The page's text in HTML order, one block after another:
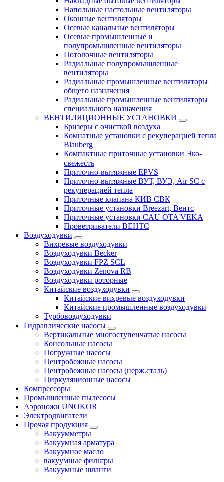
Напольные настольные вентиляторы
Оконные вентиляторы
Осевые канальные вентиляторы
Осевые промышленные и
полупромышленные вентиляторы
Потолочные вентиляторы
Радиальные полупромышленные
вентиляторы
Радиальные промышленные вентиляторы
общего назначения
Радиальные промышленные вентиляторы
специального назначения
ВЕНТИЛЯЦИОННЫЕ УСТАНОВКИ
Бризеры с очисткой воздуха
Комнатные установки с рекуперацией тепла
Blauberg
Компактные приточные установки Эко-
свежесть
Приточно-вытяжные EPVS
Приточно-вытяжные ВУТ, ВУЭ, Air SC с
рекуперацией тепла
Приточные клапана КИВ СВК
Приточные установки Breezart, Вентс
Приточные установки CAU OTA VEKA
Проветриватели ВЕНТС
Воздуходувки
Вихревые воздуходувки
Воздуходувки Becker
Воздуходувки FPZ SCL
Воздуходувки Zenova RB
Воздуходувки роторные
Китайские воздуходувки
Китайские вихревые воздуходувки
Китайские промышленные воздуходувки
Турбовоздуходувки
Гидравлические насосы
Вертикальные многоступенчатые насосы
Консольные насосы
Погружные насосы
Центробежные насосы
Центробежные насосы (нерж.сталь)
Циркуляционные насосы
Компрессоры
Промышленные пылесосы
Аэроножи UNOKOR
Электродвигатели
Прочая продукция
Вакуумметры
Вакуумная арматура
Вакуумное масло
вакуумные фильтры
Вакуумные шланги